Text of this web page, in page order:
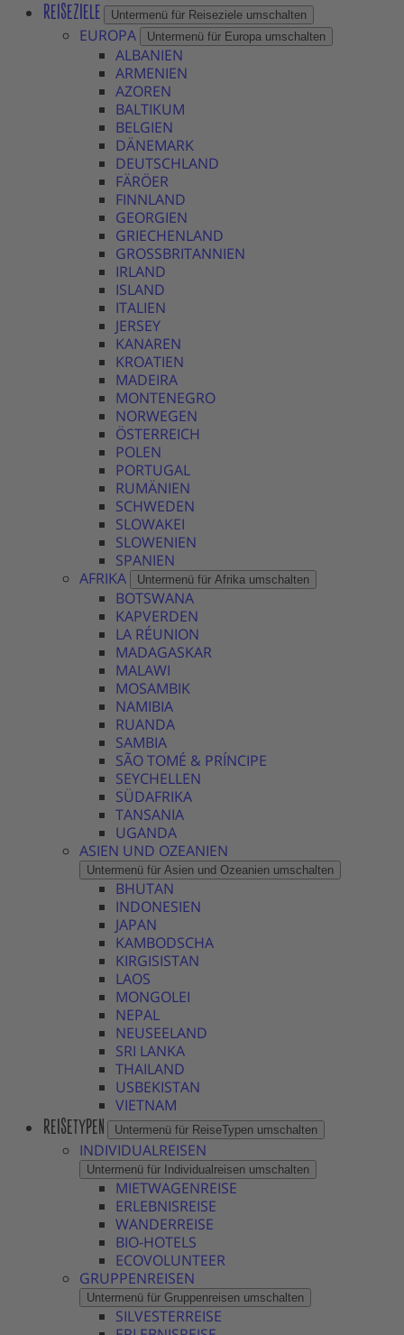
REISEZIELE Untermenü für Reiseziele umschalten
EUROPA Untermenü für Europa umschalten
ALBANIEN
ARMENIEN
AZOREN
BALTIKUM
BELGIEN
DÄNEMARK
DEUTSCHLAND
FÄRÖER
FINNLAND
GEORGIEN
GRIECHENLAND
GROSSBRITANNIEN
IRLAND
ISLAND
ITALIEN
JERSEY
KANAREN
KROATIEN
MADEIRA
MONTENEGRO
NORWEGEN
ÖSTERREICH
POLEN
PORTUGAL
RUMÄNIEN
SCHWEDEN
SLOWAKEI
SLOWENIEN
SPANIEN
AFRIKA
Untermenü für Afrika umschalten
BOTSWANA
KAPVERDEN
LA RÉUNION
MADAGASKAR
MALAWI
MOSAMBIK
NAMIBIA
RUANDA
SAMBIA
SÃO TOMÉ & PRÍNCIPE
SEYCHELLEN
SÜDAFRIKA
TANSANIA
UGANDA
ASIEN UND OZEANIEN
Untermenü für Asien und Ozeanien umschalten
BHUTAN
INDONESIEN
JAPAN
KAMBODSCHA
KIRGISISTAN
LAOS
MONGOLEI
NEPAL
NEUSEELAND
SRI LANKA
THAILAND
USBEKISTAN
VIETNAM
REISETYPEN Untermenü für ReiseTypen umschalten
INDIVIDUALREISEN
Untermenü für Individualreisen umschalten
MIETWAGENREISE
ERLEBNISREISE
WANDERREISE
BIO-HOTELS
ECOVOLUNTEER
GRUPPENREISEN
Untermenü für Gruppenreisen umschalten
SILVESTERREISE